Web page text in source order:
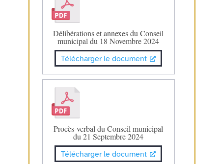
Délibérations et annexes du Conseil
municipal du 18 Novembre 2024
Télécharger le document
Procès-verbal du Conseil municipal
du 21 Septembre 2024
Télécharger le document